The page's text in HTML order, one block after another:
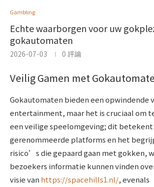
Gambling
Echte waarborgen voor uw
gokautomaten
2026-07-03 0 評論
Veilig Gamen met
Gokautomaten bieden een opwindende
entertainment, maar het is cruciaal om
een veilige speelomgeving; dit betekent
gerenommeerde platforms en het
risico’s die gepaard gaan met gokken,
bezoekers informatie kunnen vinden
visie van https://spacehills1.nl/, evenals